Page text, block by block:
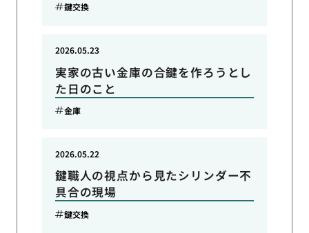
鍵交換
実家の古い金庫の合鍵を作ろうとし
た日のこと
2026.05.23
金庫
鍵職人の視点から見たシリンダー不
具合の現場
2026.05.22
鍵交換